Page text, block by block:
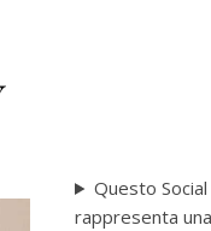
Questo
rappresenta